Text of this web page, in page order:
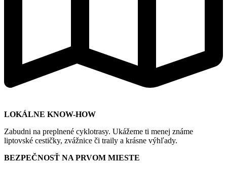
LOKÁLNE KNOW-HOW
Zabudni na preplnené cyklotrasy. Ukážeme ti menej známe
liptovské cestičky, zvážnice či traily a krásne výhľady.
BEZPEČNOSŤ NA PRVOM MIESTE